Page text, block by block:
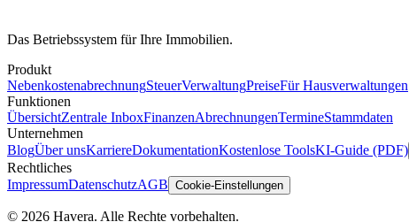
Das Betriebssystem für Ihre Immobilien.
Produkt
NebenkostenabrechnungSteuerVerwaltungPreiseFür Hausverwaltungen
Funktionen
ÜbersichtZentrale InboxFinanzenAbrechnungenTermineStammdaten
Unternehmen
BlogÜber unsKarriereDokumentationKostenlose ToolsKI-Guide (PDF)
Rechtliches
ImpressumDatenschutzAGB Cookie-Einstellungen
© 2026 Havera. Alle Rechte vorbehalten.